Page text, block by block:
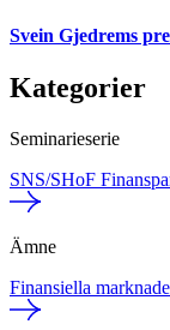
Svein Gjedrems
Kategorier
Seminarieserie
SNS/SHoF
Ämne
Finansiella